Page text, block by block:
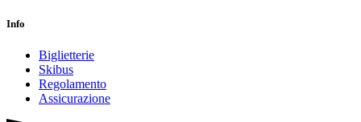
Info
Biglietterie
Skibus
Regolamento
Assicurazione